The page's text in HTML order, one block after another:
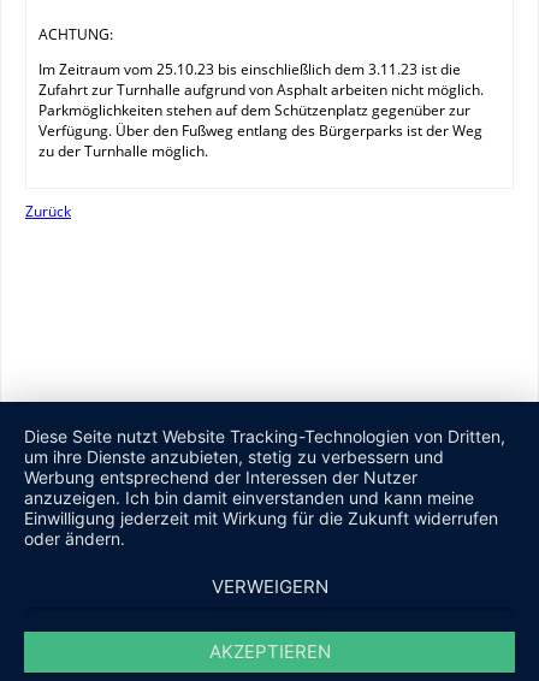
ACHTUNG:
Im Zeitraum vom 25.10.23 bis einschließlich dem 3.11.23 ist die
Zufahrt zur Turnhalle aufgrund von Asphalt arbeiten nicht möglich.
Parkmöglichkeiten stehen auf dem Schützenplatz gegenüber zur
Verfügung. Über den Fußweg entlang des Bürgerparks ist der Weg
zu der Turnhalle möglich.
Zurück
Diese Seite nutzt Website Tracking-Technologien von Dritten,
um ihre Dienste anzubieten, stetig zu verbessern und
Werbung entsprechend der Interessen der Nutzer
anzuzeigen. Ich bin damit einverstanden und kann meine
Einwilligung jederzeit mit Wirkung für die Zukunft widerrufen
oder ändern.
VERWEIGERN
AKZEPTIEREN